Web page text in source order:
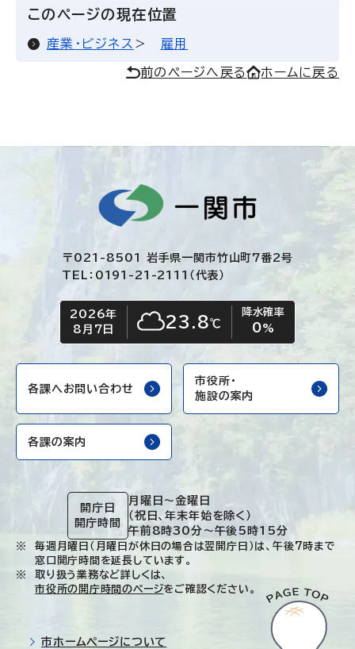
このページの現在位置
産業・ビジネス 雇用
前のページへ戻る ホームに戻る
〒021-8501 岩手県一関市竹山町7番2号
TEL：0191-21-2111（代表）
今日の日付
2026年
8月7日
今日の天気
くもり23.8℃
降水確率
0%
各課へお問い合わせ
市役所・
施設の案内
各課の案内
開庁日
開庁時間
月曜日～金曜日
（祝日、年末年始を除く）
午前8時30分～午後5時15分
毎週月曜日（月曜日が休日の場合は翌開庁日）は、午後7時まで
窓口開庁時間を延長しています。
取り扱う業務など詳しくは、
市役所の開庁時間のページをご確認ください。
市ホームページについて